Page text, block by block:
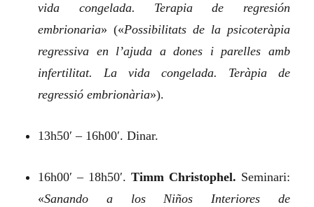
vida congelada. Terapia de regresión
embrionaria» («Possibilitats de la psicoteràpia
regressiva en l’ajuda a dones i parelles amb
infertilitat. La vida congelada. Teràpia de
regressió embrionària»).
13h50′ – 16h00′. Dinar.
16h00′ – 18h50′. Timm Christophel. Seminari:
«Sanando a los Niños Interiores de